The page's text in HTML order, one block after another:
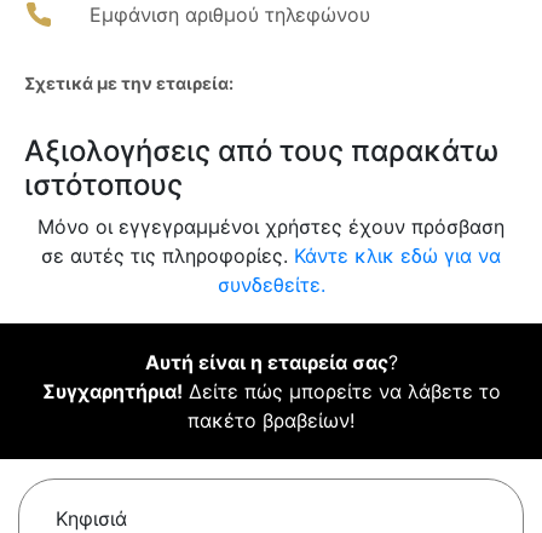
Εμφάνιση αριθμού τηλεφώνου
Σχετικά με την εταιρεία:
Αξιολογήσεις από τους παρακάτω
ιστότοπους
Μόνο οι εγγεγραμμένοι χρήστες έχουν πρόσβαση
σε αυτές τις πληροφορίες. Κάντε κλικ εδώ για να
συνδεθείτε.
Αυτή είναι η εταιρεία σας?
Συγχαρητήρια! Δείτε πώς μπορείτε να λάβετε το
πακέτο βραβείων!
Κηφισιά